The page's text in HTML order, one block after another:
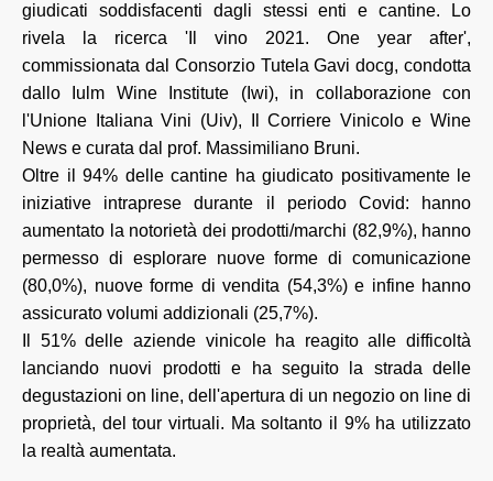
giudicati soddisfacenti dagli stessi enti e cantine. Lo
rivela la ricerca 'Il vino 2021. One year after',
commissionata dal Consorzio Tutela Gavi docg, condotta
dallo Iulm Wine Institute (Iwi), in collaborazione con
l'Unione Italiana Vini (Uiv), Il Corriere Vinicolo e Wine
News e curata dal prof. Massimiliano Bruni.
Oltre il 94% delle cantine ha giudicato positivamente le
iniziative intraprese durante il periodo Covid: hanno
aumentato la notorietà dei prodotti/marchi (82,9%), hanno
permesso di esplorare nuove forme di comunicazione
(80,0%), nuove forme di vendita (54,3%) e infine hanno
assicurato volumi addizionali (25,7%).
Il 51% delle aziende vinicole ha reagito alle difficoltà
lanciando nuovi prodotti e ha seguito la strada delle
degustazioni on line, dell'apertura di un negozio on line di
proprietà, del tour virtuali. Ma soltanto il 9% ha utilizzato
la realtà aumentata.